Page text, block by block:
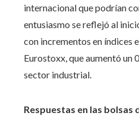
internacional que podrían
entusiasmo se reflejó al
con incrementos en índices
Eurostoxx, que aumentó un
sector industrial.
Respuestas en las bolsas